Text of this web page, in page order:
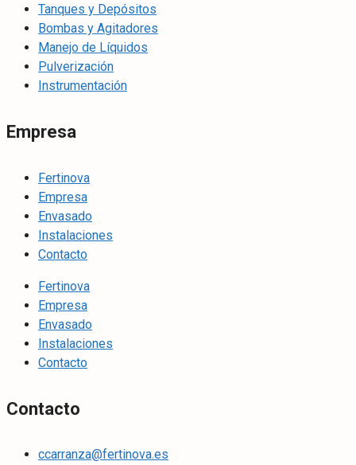
Tanques y Depósitos
Bombas y Agitadores
Manejo de Líquidos
Pulverización
Instrumentación
Empresa
Fertinova
Empresa
Envasado
Instalaciones
Contacto
Fertinova
Empresa
Envasado
Instalaciones
Contacto
Contacto
ccarranza@fertinova.es